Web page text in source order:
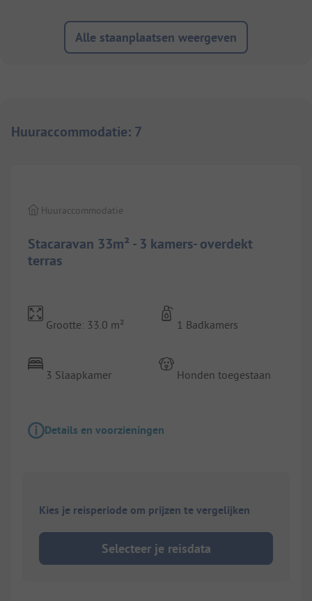
Alle staanplaatsen weergeven
Huuraccommodatie: 7
Stacaravan 33m² - 3 kamers- overdekt
terras
Huuraccommodatie
Grootte: 33.0 m²
3 Slaapkamer
1 Badkamers
Honden toegestaan
Details en voorzieningen
Kies je reisperiode om prijzen te vergelijken
Selecteer je reisdata